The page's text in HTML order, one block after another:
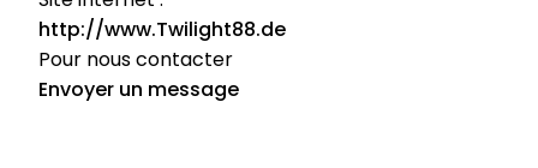
http://www.Twilight88.de
Pour nous contacter
Envoyer un message